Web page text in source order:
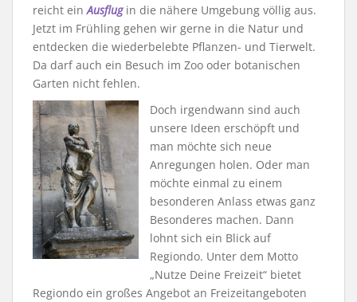
reicht einAusflug in die nähere Umgebung völlig aus.
Jetzt im Frühling gehen wir gerne in die Natur und
entdecken die wiederbelebte Pflanzen- und Tierwelt.
Da darf auch ein Besuch im Zoo oder botanischen
Garten nicht fehlen.
Doch irgendwann sind auch
unsere Ideen erschöpft und
man möchte sich neue
Anregungen holen. Oder man
möchte einmal zu einem
besonderen Anlass etwas ganz
Besonderes machen. Dann
lohnt sich ein Blick auf
Regiondo. Unter dem Motto
„Nutze Deine Freizeit“ bietet
Regiondo ein großes Angebot an Freizeitangeboten